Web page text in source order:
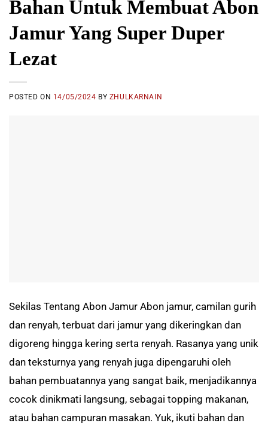
Bahan Untuk Membuat Abon
Jamur Yang Super Duper
Lezat
POSTED ON 14/05/2024 BY ZHULKARNAIN
Sekilas Tentang Abon Jamur Abon jamur, camilan gurih
dan renyah, terbuat dari jamur yang dikeringkan dan
digoreng hingga kering serta renyah. Rasanya yang unik
dan teksturnya yang renyah juga dipengaruhi oleh
bahan pembuatannya yang sangat baik, menjadikannya
cocok dinikmati langsung, sebagai topping makanan,
atau bahan campuran masakan. Yuk, ikuti bahan dan